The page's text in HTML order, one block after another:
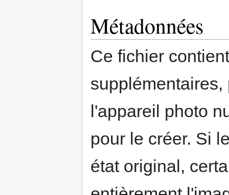
Métadonnées
Ce fichier
l'appareil photo
pour le créer. Si
état original,